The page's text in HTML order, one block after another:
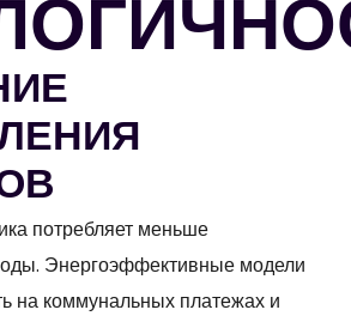
потребляет меньше
Энергоэффективные модели
на коммунальных платежах и